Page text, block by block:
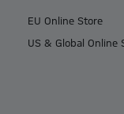
EU Online Store
US & Global Online